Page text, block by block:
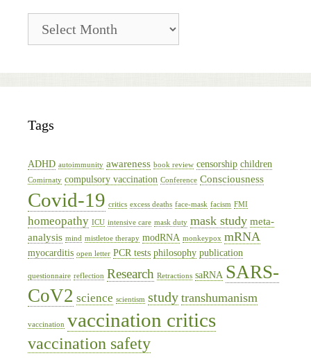
Archive
Tags
ADHD autoimmunity awareness book review censorship children
Comirnaty compulsory vaccination Conference Consciousness
Covid-19 critics excess deaths face-mask facism FMI
homeopathy ICU intensive care mask duty mask study meta-
analysis mind mistletoe therapy modRNA monkeypox mRNA
myocarditis open letter PCR tests philosophy publication
questionnaire reflection Research Retractions saRNA SARS-
CoV2 science scientism study transhumanism
vaccination vaccination critics
vaccination safety